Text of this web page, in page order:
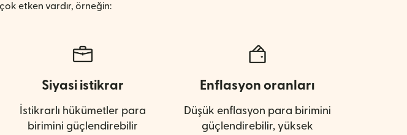
etken vardır, örneğin:
Siyasi istikrar
İstikrarlı hükümetler para
birimini güçlendirebilir
Enflasyon oranları
Düşük enflasyon para birimini
güçlendirebilir, yüksek